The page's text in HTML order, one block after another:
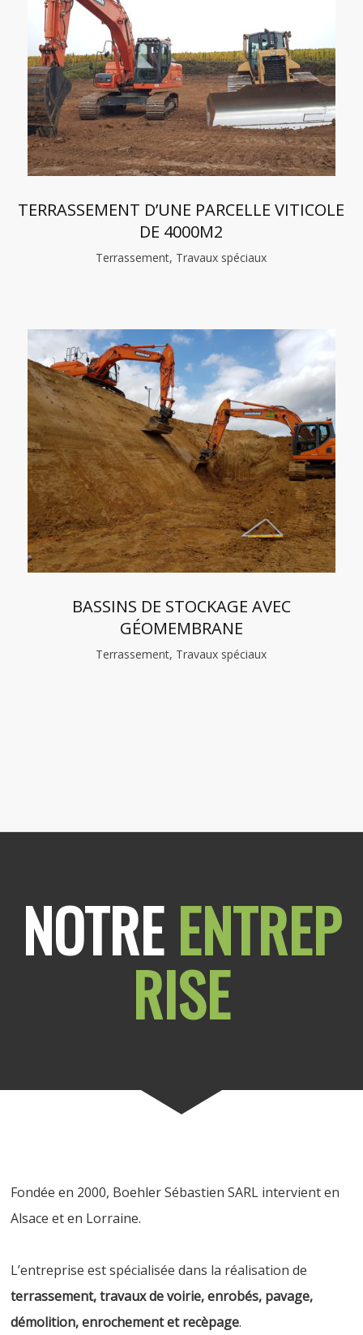
TERRASSEMENT D’UNE PARCELLE VITICOLE
DE 4000M2
Terrassement, Travaux spéciaux
BASSINS DE STOCKAGE AVEC
GÉOMEMBRANE
Terrassement, Travaux spéciaux
NOTREENTREP
RISE
Fondée en 2000, Boehler Sébastien SARL intervient en
Alsace et en Lorraine.
L’entreprise est spécialisée dans la réalisation de
terrassement, travaux de voirie, enrobés, pavage,
démolition, enrochement et recèpage.